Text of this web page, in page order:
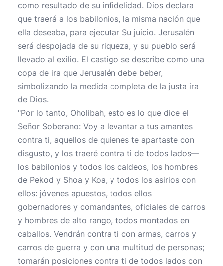
como resultado de su infidelidad. Dios declara
que traerá a los babilonios, la misma nación que
ella deseaba, para ejecutar Su juicio. Jerusalén
será despojada de su riqueza, y su pueblo será
llevado al exilio. El castigo se describe como una
copa de ira que Jerusalén debe beber,
simbolizando la medida completa de la justa ira
de Dios.
"Por lo tanto, Oholibah, esto es lo que dice el
Señor Soberano: Voy a levantar a tus amantes
contra ti, aquellos de quienes te apartaste con
disgusto, y los traeré contra ti de todos lados—
los babilonios y todos los caldeos, los hombres
de Pekod y Shoa y Koa, y todos los asirios con
ellos: jóvenes apuestos, todos ellos
gobernadores y comandantes, oficiales de carros
y hombres de alto rango, todos montados en
caballos. Vendrán contra ti con armas, carros y
carros de guerra y con una multitud de personas;
tomarán posiciones contra ti de todos lados con